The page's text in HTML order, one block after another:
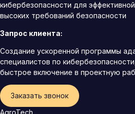
кибербезопасности для
высоких требований безопасности
Запрос клиента:
Создание ускоренной программы
специалистов по
быстрое включение в проектную
Заказать звонок
AgroTech